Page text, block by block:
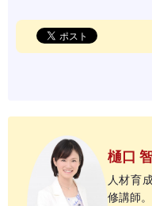
樋口
人材育
修講師。